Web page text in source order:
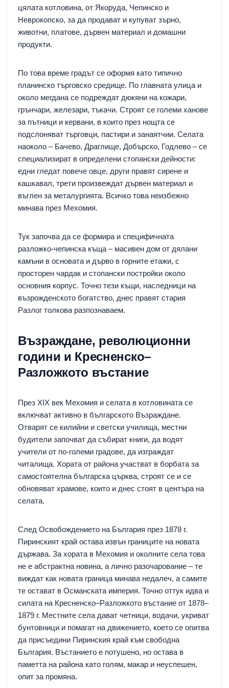
цялата котловина, от Якоруда, Чепинско и
Неврокопско, за да продават и купуват зърно,
животни, платове, дървен материал и домашни
продукти.
По това време градът се оформя като типично
планинско търговско средище. По главната улица и
около мегдана се подреждат дюкяни на кожари,
грънчари, железари, тъкачи. Строят се големи ханове
за пътници и кервани, в които през нощта се
подслоняват търговци, пастири и занаятчии. Селата
наоколо – Бачево, Драглище, Добърско, Годлево – се
специализират в определени стопански дейности:
едни гледат повече овце, други правят сирене и
кашкавал, трети произвеждат дървен материал и
въглен за металургията. Всичко това неизбежно
минава през Мехомия.
Тук започва да се формира и специфичната
разложко-чепинска къща – масивен дом от дялани
камъни в основата и дърво в горните етажи, с
просторен чардак и стопански постройки около
основния корпус. Точно тези къщи, наследници на
възрожденското богатство, днес правят стария
Разлог толкова разпознаваем.
Възраждане, революционни
години и Кресненско–
Разложкото въстание
През XIX век Мехомия и селата в котловината се
включват активно в българското Възраждане.
Отварят се килийни и светски училища, местни
будители започват да събират книги, да водят
учители от по-големи градове, да изграждат
читалища. Хората от района участват в борбата за
самостоятелна българска църква, строят се и се
обновяват храмове, които и днес стоят в центъра на
селата.
След Освобождението на България през 1878 г.
Пиринският край остава извън границите на новата
държава. За хората в Мехомия и околните села това
не е абстрактна новина, а лично разочарование – те
виждат как новата граница минава недалеч, а самите
те остават в Османската империя. Точно оттук идва и
силата на Кресненско–Разложкото въстание от 1878–
1879 г. Местните села дават четници, водачи, укриват
бунтовници и помагат на движението, което се опитва
да присъедини Пиринския край към свободна
България. Въстанието е потушено, но остава в
паметта на района като голям, макар и неуспешен,
опит за промяна.